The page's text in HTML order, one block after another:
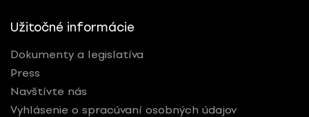
Užitočné informácie
Dokumenty a legislatíva
Press
Navštívte nás
Vyhlásenie o spracúvaní osobných údajov